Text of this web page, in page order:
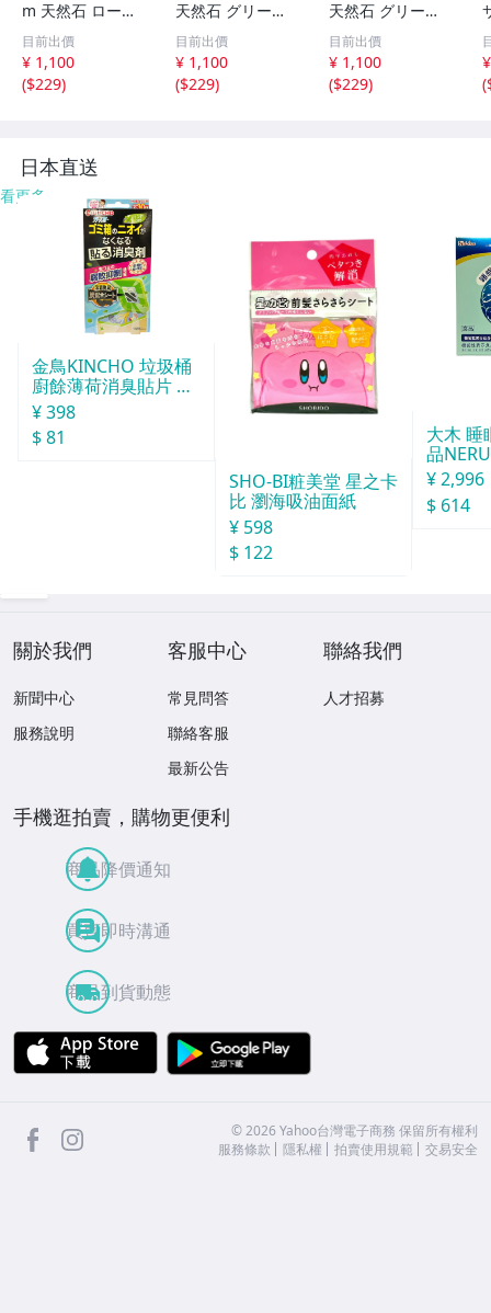
m 天然石 ローズ
ジュエリー Tears
サンキャッチャー
パワーストーン
アクセサリー イ
目前出價
¥ 1,100
($229)
天然石 グリーン
アベンチュリン T
inker Bell 妖精の
サンキャッチャー
パワーストーン
目前出價
¥ 1,100
($229)
天然石 グリーン
アベンチュリン T
inker Bell 妖精の
サンキャッチャー
パワーストーン
目前出價
¥ 1,100
($229)
(
日本直送
看更多
金鳥KINCHO 垃圾桶
廚餘薄荷消臭貼片 約
30天分
¥ 398
$ 81
SHO-BI粧美堂 星之卡
比 瀏海吸油面紙
¥ 598
$ 122
大木 睡
品
袋
¥ 2,996
$ 614
關於我們
新聞中心
服務說明
客服中心
常見問答
聯絡客服
最新公告
聯絡我們
人才招募
手機逛拍賣，購物更便利
商品降價通知
買賣即時溝通
商品到貨動態
APP Store
facebook ©2026 Yahoo台灣電子商務 保留所有權利
服務條款
隱私權 拍賣使用規範 交易安全